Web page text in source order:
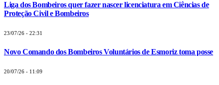
Liga dos Bombeiros quer fazer nascer licenciatura em Ciências de
Proteção Civil e Bombeiros
23/07/26 - 22:31
Novo Comando dos Bombeiros Voluntários de Esmoriz toma posse
20/07/26 - 11:09